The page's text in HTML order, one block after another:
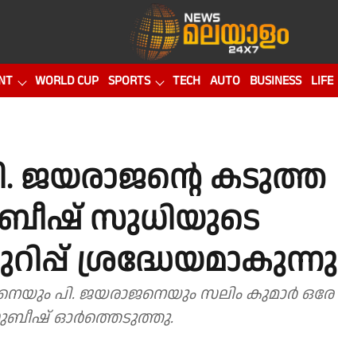
WORLD CUP SPORTS TECH AUTO BUSINESS LIFE
ജയരാജൻ്റെ കടുത്ത
സുധിയുടെ
ശ്രദ്ധേയമാകുന്നു
പി. ജയരാജനെയും സലിം കുമാർ ഒരേ
സുബീഷ് ഓർത്തെടുത്തു.